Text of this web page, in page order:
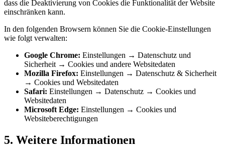
dass die Deaktivierung von Cookies die Funktionalität der Website
einschränken kann.
In den folgenden Browsern können Sie die Cookie-Einstellungen
wie folgt verwalten:
Google Chrome: Einstellungen → Datenschutz und
Sicherheit → Cookies und andere Websitedaten
Mozilla Firefox: Einstellungen → Datenschutz & Sicherheit
→ Cookies und Websitedaten
Safari: Einstellungen → Datenschutz → Cookies und
Websitedaten
Microsoft Edge: Einstellungen → Cookies und
Websiteberechtigungen
5. Weitere Informationen